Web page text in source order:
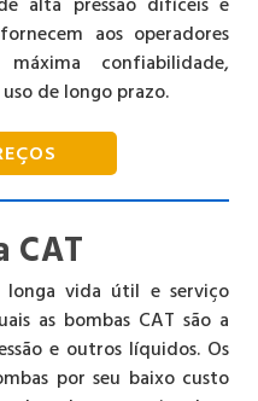
aos operadores
confiabilidade,
de longo prazo.
CAT
longa vida útil e serviço
as bombas CAT são a
e outros líquidos. Os
por seu baixo custo